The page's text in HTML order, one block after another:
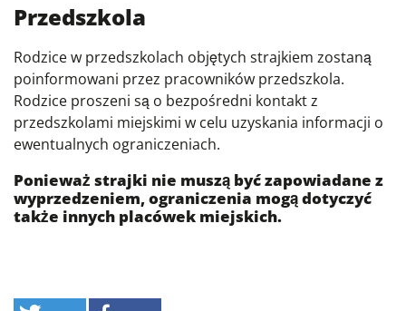
Przedszkola
Rodzice w przedszkolach objętych strajkiem zostaną
poinformowani przez pracowników przedszkola.
Rodzice proszeni są o bezpośredni kontakt z
przedszkolami miejskimi w celu uzyskania informacji o
ewentualnych ograniczeniach.
Ponieważ strajki nie muszą być zapowiadane z
wyprzedzeniem, ograniczenia mogą dotyczyć
także innych placówek miejskich.